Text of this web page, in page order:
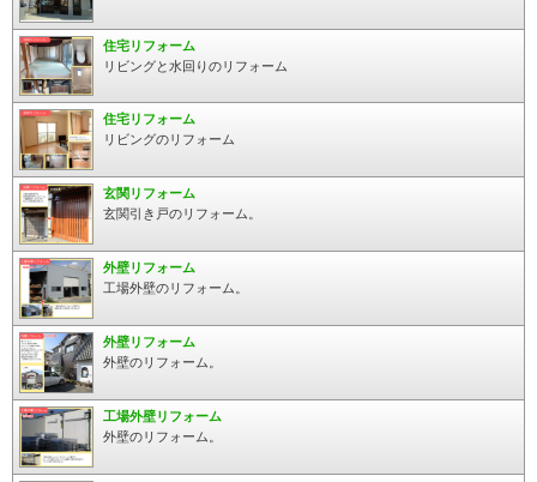
住宅リフォーム
リビングと水回りのリフォーム
住宅リフォーム
リビングのリフォーム
玄関リフォーム
玄関引き戸のリフォーム。
外壁リフォーム
工場外壁のリフォーム。
外壁リフォーム
外壁のリフォーム。
工場外壁リフォーム
外壁のリフォーム。